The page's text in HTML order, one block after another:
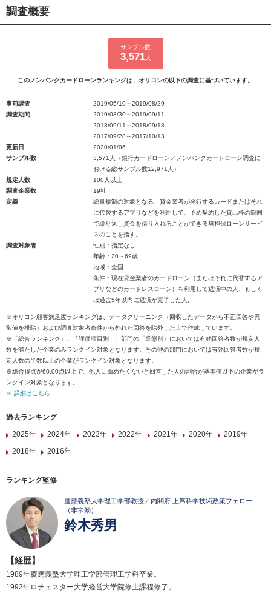
調査概要
サンプル数
3,571人
このノンバンクカードローンランキングは、オリコンの以下の調査に基づいています。
事前調査
2019/05/10～2019/08/29
調査期間
2019/08/30～2019/09/11
2018/09/11～2018/09/18
2017/09/28～2017/10/13
更新日
2020/01/06
サンプル数
3,571人（銀行カードローン／ノンバンクカードローン調査に
おける総サンプル数12,971人）
規定人数
100人以上
調査企業数
19社
定義
総量規制の対象となる、貸金業者が発行するカードまたはそれ
に代替するアプリなどを利用して、予め契約した貸出枠の範囲
で繰り返し資金を借り入れることができる無担保ローンサービ
スのことを指す。
調査対象者
性別：指定なし
年齢：20～69歳
地域：全国
条件：現在貸金業者のカードローン（またはそれに代替するア
プリなどのカードレスローン）を利用して返済中の人、もしく
は過去5年以内に返済が完了した人。
※オリコン顧客満足度ランキングは、データクリーニング（回収したデータから不正回答や異
常値を排除）および調査対象者条件から外れた回答を除外した上で作成しています。
※「総合ランキング」、「評価項目別」、部門の「業態別」においては有効回答者数が規定人
数を満たした企業のみランクイン対象となります。その他の部門においては有効回答者数が規
定人数の半数以上の企業がランクイン対象となります。
※総合得点が60.00点以上で、他人に薦めたくないと回答した人の割合が基準値以下の企業がラ
ンクイン対象となります。
≫ 詳細はこちら
過去ランキング
2025年
2024年 2023年 2022年 2021年 2020年
2019年
2018年
2016年
ランキング監修
慶應義塾大学理工学部教授／内閣府 上席科学技術政策フェロー
（非常勤）
鈴木秀男
【経歴】
1989年慶應義塾大学理工学部管理工学科卒業。
1992年ロチェスター大学経営大学院修士課程修了。